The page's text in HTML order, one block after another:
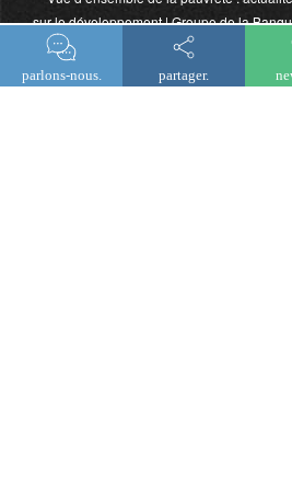
sur le développement | Groupe de la
13Life Expectancy | Our World in Data
parlons-nous. partager.